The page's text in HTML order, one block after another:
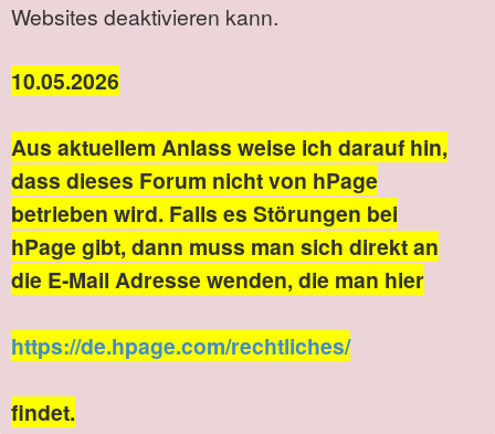
Websites deaktivieren kann.
10.05.2026
Aus aktuellem Anlass weise ich darauf hin,
dass dieses Forum nicht von hPage
betrieben wird. Falls es Störungen bei
hPage gibt, dann muss man sich direkt an
die E-Mail Adresse wenden, die man hier
https://de.hpage.com/rechtliches/
findet.